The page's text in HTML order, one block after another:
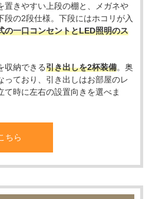
置きやすい上段の棚と、メガネや
段の2段仕様。下段にはホコリが入
の一口コンセントとLED照明のス
収納できる引き出しを2杯装備。奥
っており、引き出しはお部屋のレ
て時に左右の設置向きを選べま
ちら